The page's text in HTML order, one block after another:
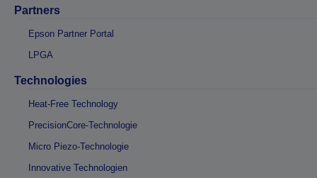
Partners
Epson Partner Portal
LPGA
Technologies
Heat-Free Technology
PrecisionCore-Technologie
Micro Piezo-Technologie
Innovative Technologien